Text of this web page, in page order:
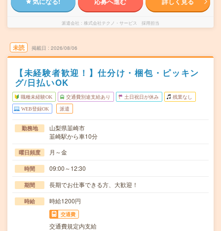
派遣会社 株式会社テクノ・サービス 採用担当
未読 掲載日 2026/08/06
【未経験者歓迎！】仕分け・梱包・ピッキン
グ/日払いOK
職種未経験OK 交通費別途支給あり 土日祝日が休み 残業なし
WEB登録OK 派遣
勤務地
山梨県韮崎市
韮崎駅から車10分
曜日頻度 月～金
時間 09:00～12:30
期間 長期でお仕事できる方、大歓迎！
時給 時給1200円
交通費
交通費規定内支給